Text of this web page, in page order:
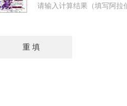
请输入计算结果（填写阿拉